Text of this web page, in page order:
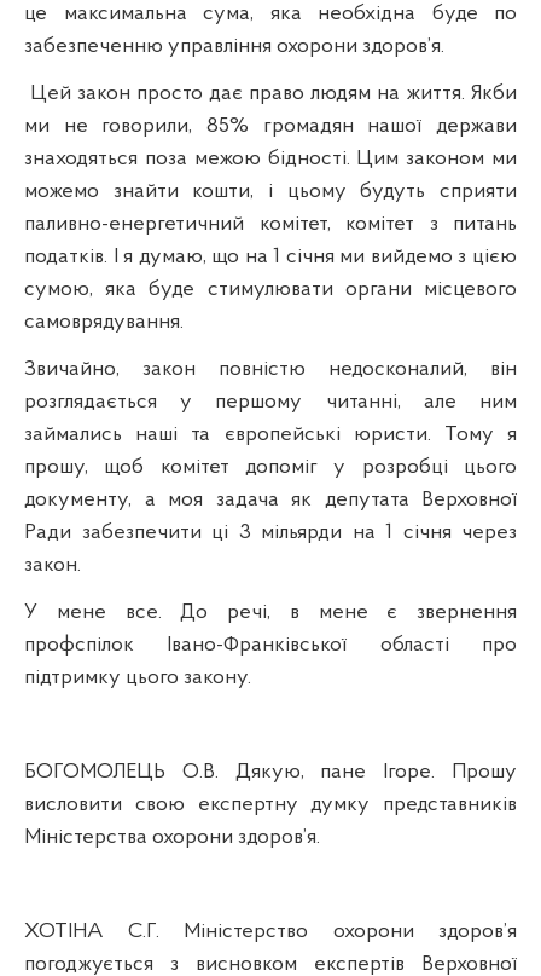
це максимальна сума, яка необхідна буде по
забезпеченню управління охорони здоров’я.
Цей закон просто дає право людям на життя. Якби
ми не говорили, 85% громадян нашої держави
знаходяться поза межою бідності. Цим законом ми
можемо знайти кошти, і цьому будуть сприяти
паливно-енергетичний комітет, комітет з питань
податків. І я думаю, що на 1 січня ми вийдемо з цією
сумою, яка буде стимулювати органи місцевого
самоврядування.
Звичайно, закон повністю недосконалий, він
розглядається у першому читанні, але ним
займались наші та європейські юристи. Тому я
прошу, щоб комітет допоміг у розробці цього
документу, а моя задача як депутата Верховної
Ради забезпечити ці 3 мільярди на 1 січня через
закон.
У мене все. До речі, в мене є звернення
профспілок Івано-Франківської області про
підтримку цього закону.
БОГОМОЛЕЦЬ О.В. Дякую, пане Ігоре. Прошу
висловити свою експертну думку представників
Міністерства охорони здоров’я.
ХОТІНА С.Г. Міністерство охорони здоров’я
погоджується з висновком експертів Верховної